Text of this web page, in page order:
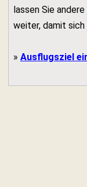
lassen Sie
weiter, damit sich
» Ausflugsziel